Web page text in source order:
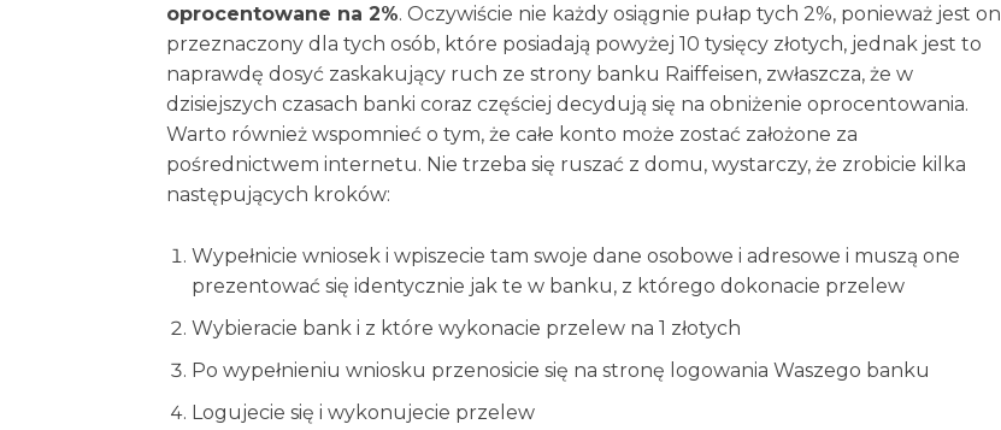
oprocentowane na 2%. Oczywiście nie każdy osiągnie pułap tych 2%, ponieważ jest on
przeznaczony dla tych osób, które posiadają powyżej 10 tysięcy złotych, jednak jest to
naprawdę dosyć zaskakujący ruch ze strony banku Raiffeisen, zwłaszcza, że w
dzisiejszych czasach banki coraz częściej decydują się na obniżenie oprocentowania.
Warto również wspomnieć o tym, że całe konto może zostać założone za
pośrednictwem internetu. Nie trzeba się ruszać z domu, wystarczy, że zrobicie kilka
następujących kroków:
Wypełnicie wniosek i wpiszecie tam swoje dane osobowe i adresowe i muszą one
prezentować się identycznie jak te w banku, z którego dokonacie przelew
Wybieracie bank i z które wykonacie przelew na 1 złotych
Po wypełnieniu wniosku przenosicie się na stronę logowania Waszego banku
Logujecie się i wykonujecie przelew